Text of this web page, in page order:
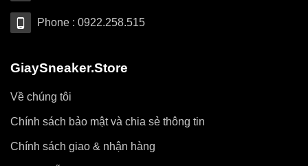
Phone : 0922.258.515
GiaySneaker.Store
Về chúng tôi
Chính sách bảo mật và chia sẻ thông tin
Chính sách giao & nhận hàng